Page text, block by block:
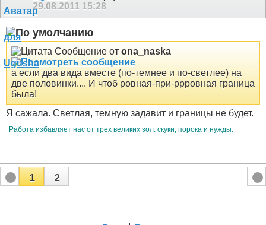
29.08.2011 15:28
Сообщение от ona_naska
а если два вида вместе (по-темнее и по-светлее) на
две половинки.... И чтоб ровная-при-ррровная граница
была!
Я сажала. Светлая, темную задавит и границы не будет.
Работа избавляет нас от трех великих зол: скуки, порока и нужды.
1 2